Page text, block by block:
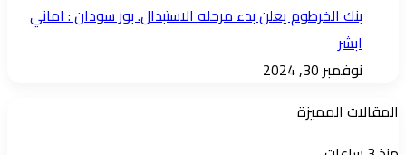
بنك الخرطوم يعلن بدء مرحله الاستبدال. بور سودان : اماني
ابشر
نوفمبر 30, 2024
المقالات المميزة